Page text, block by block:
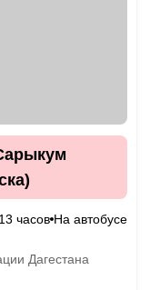
13 часов На автобусе
Дагестана